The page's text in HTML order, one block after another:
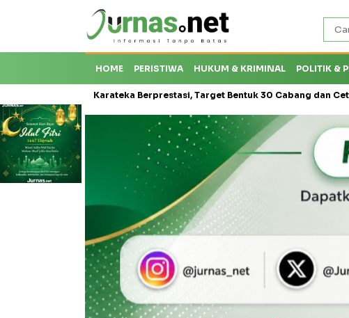
HOME PERISTIWA HUKUM & KRIMINAL POLITIK &
Krisis Karateka Berprestasi, Target Bentuk 30 Cabang dan Cetak Atlet